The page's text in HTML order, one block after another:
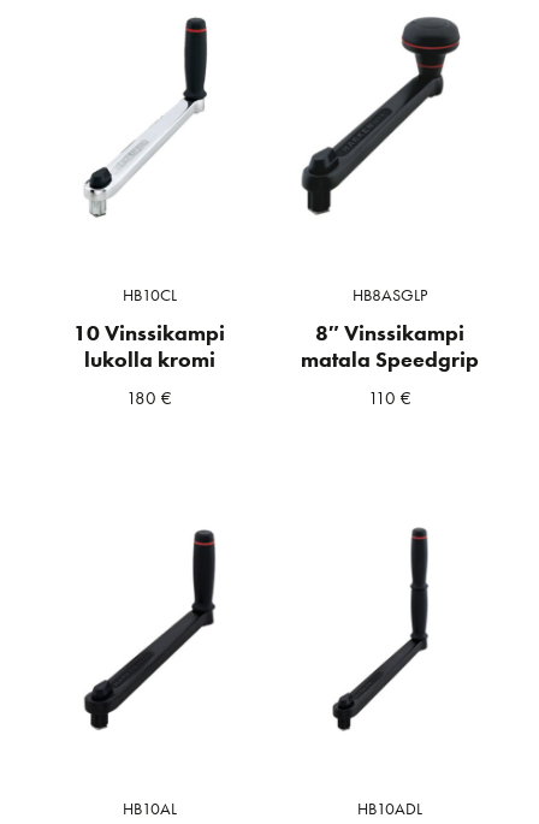
HB10CL
10 Vinssikampi
lukolla kromi
180€
HB8ASGLP
8″ Vinssikampi
matala Speedgrip
110 €
HB10AL HB10ADL